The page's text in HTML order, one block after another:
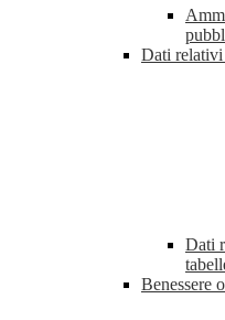
Dati relativi
Dati
Benessere